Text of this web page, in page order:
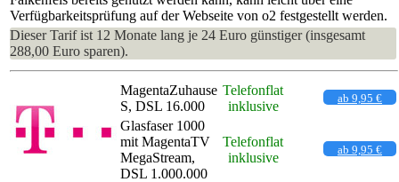
Verfügbarkeitsprüfung auf der Webseite von o2 festgestellt werden.
Dieser Tarif ist 12 Monate lang je 24 Euro günstiger (insgesamt
288,00 Euro sparen).
MagentaZuhause
S, DSL 16.000
Telefonflat
inklusive
ab 9,95 €
Glasfaser 1000
mit MagentaTV
MegaStream,
DSL 1.000.000
Telefonflat
inklusive
ab 9,95 €